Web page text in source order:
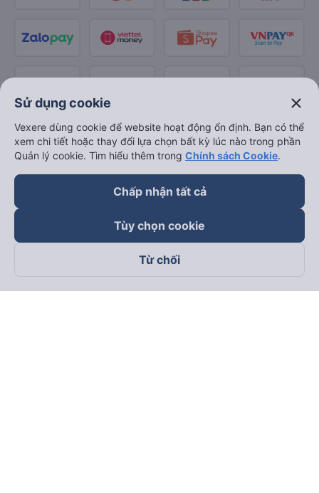
Theo dõi chúng tôi trên
Sử dụng cookie close
Vexere dùng cookie để website hoạt động ổn định. Bạn có thể
xem chi tiết hoặc thay đổi lựa chọn bất kỳ lúc nào trong phần
Quản lý cookie. Tìm hiểu thêm trong Chính sách Cookie.
Chấp nhận tất cả
Tùy chọn cookie
Từ chối